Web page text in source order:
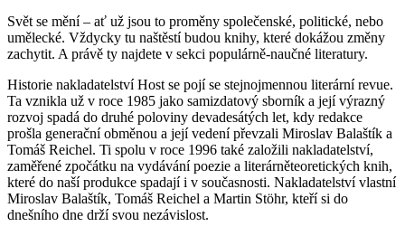
Svět se mění – ať už jsou to proměny společenské, politické, nebo
umělecké. Vždycky tu naštěstí budou knihy, které dokážou změny
zachytit. A právě ty najdete v sekci populárně-naučné literatury.
Historie nakladatelství Host se pojí se stejnojmennou literární revue.
Ta vznikla už v roce 1985 jako samizdatový sborník a její výrazný
rozvoj spadá do druhé poloviny devadesátých let, kdy redakce
prošla generační obměnou a její vedení převzali Miroslav Balaštík a
Tomáš Reichel. Ti spolu v roce 1996 také založili nakladatelství,
zaměřené zpočátku na vydávání poezie a literárněteoretických knih,
které do naší produkce spadají i v současnosti. Nakladatelství vlastní
Miroslav Balaštík, Tomáš Reichel a Martin Stöhr, kteří si do
dnešního dne drží svou nezávislost.